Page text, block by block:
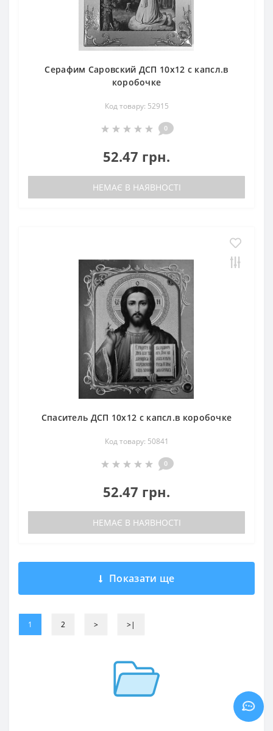
Серафим Саровский ДСП 10х12 с капсл.в
коробочке
Код товару: 52915
0
52.47 грн.
НЕМАЄ В НАЯВНОСТІ
Спаситель ДСП 10х12 с капсл.в коробочке
Код товару: 50841
0
52.47 грн.
НЕМАЄ В НАЯВНОСТІ
Показати ще
1 2 > >|